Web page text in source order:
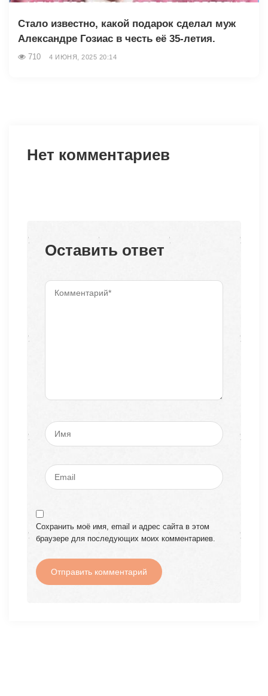
Стало известно, какой подарок сделал муж
Александре Гозиас в честь её 35-летия.
710 4 ИЮНЯ, 2025 20:14
Нет комментариев
Оставить ответ
Сохранить моё имя, email и адрес сайта в этом
браузере для последующих моих комментариев.